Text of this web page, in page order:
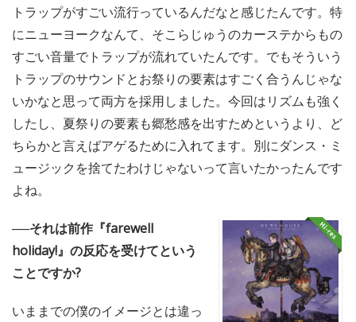
トラップがすごい流行っているんだなと感じたんです。特
にニューヨークなんて、そこらじゅうのカーステからもの
すごい音量でトラップが流れていたんです。でもそういう
トラップのサウンドとお祭りの要素はすごく合うんじゃな
いかなと思って両方を採用しました。今回はリズムも強く
したし、夏祭りの要素も郷愁感を出すためというより、ど
ちらかと言えばアゲるために入れてます。別にダンス・ミ
ュージックを捨てたわけじゃないって言いたかったんです
よね。
──それは前作『farewell
holiday!』の反応を受けてという
ことですか?
いままでの僕のイメージとは違っ